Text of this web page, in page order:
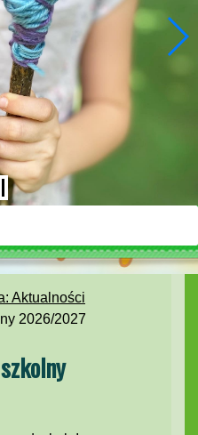
Aktualności
2026/2027